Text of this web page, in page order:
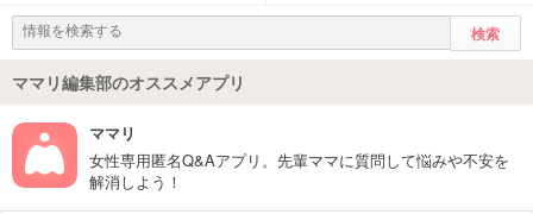
ママリ編集部のオススメアプリ
ママリ
女性専用匿名Q&Aアプリ。先輩ママに質問して悩みや不安を
解消しよう！